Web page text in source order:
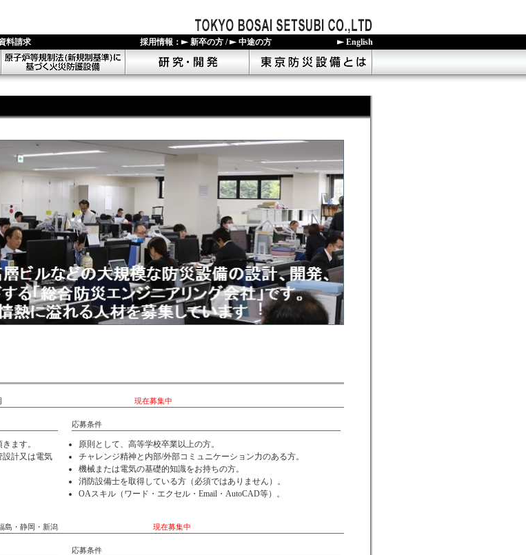
料請求 採用情報： 新卒の方 / 中途の方
English
防災製品 原子炉規制法(新規制基準)に基づく火災防護設備
研究・開発
社・青森・福島・静岡 現在募集中
ます。
設計又は電気
応募条件
原則として、高等学校卒業以上の方。
チャレンジ精神と内部/外部コミュニケーション力のある方。
機械または電気の基礎的知識をお持ちの方。
消防設備士を取得している方（必須ではありません）。
OAスキル（ワード・エクセル・Email・AutoCAD等）。
社・青森・福島・静岡・新潟 現在募集中
応募条件